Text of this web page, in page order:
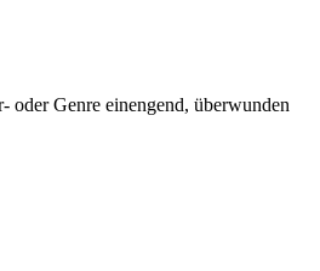
oder Genre einengend, überwunden